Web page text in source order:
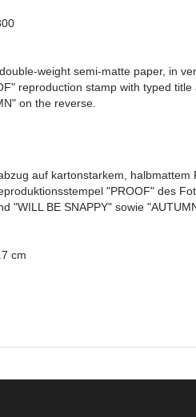
weight semi-matte paper, in
reproduction stamp with typed title
on the reverse.
auf kartonstarkem, halbmattem
"PROOF" des
"WILL BE SNAPPY" sowie
cm